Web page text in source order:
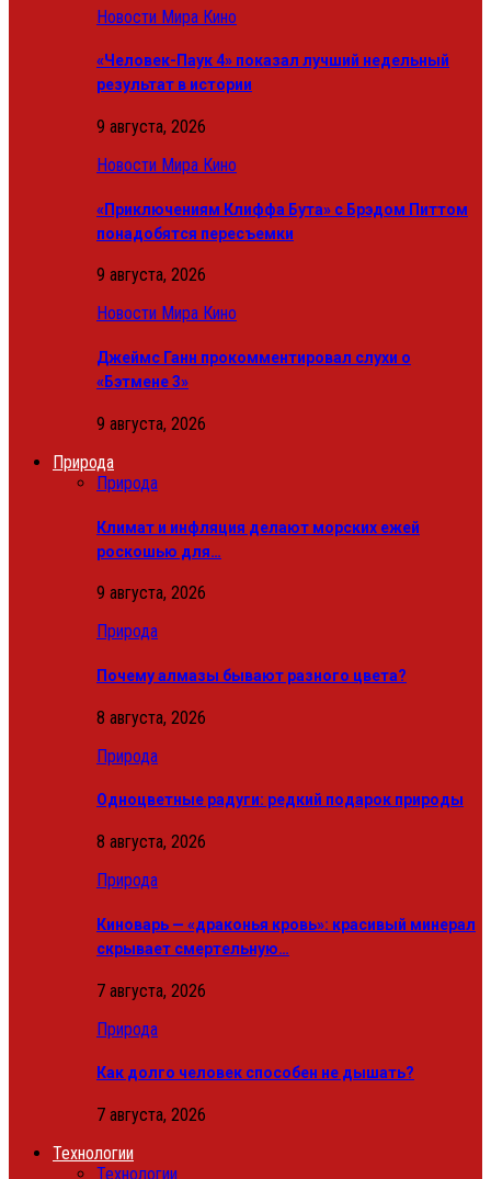
Новости Мира Кино
«Человек-Паук 4» показал лучший недельный
результат в истории
9 августа, 2026
Новости Мира Кино
«Приключениям Клиффа Бута» с Брэдом Питтом
понадобятся пересъемки
9 августа, 2026
Новости Мира Кино
Джеймс Ганн прокомментировал слухи о
«Бэтмене 3»
9 августа, 2026
Природа
Природа
Климат и инфляция делают морских ежей
роскошью для…
9 августа, 2026
Природа
Почему алмазы бывают разного цвета?
8 августа, 2026
Природа
Одноцветные радуги: редкий подарок природы
8 августа, 2026
Природа
Киноварь — «драконья кровь»: красивый минерал
скрывает смертельную…
7 августа, 2026
Природа
Как долго человек способен не дышать?
7 августа, 2026
Технологии
Технологии